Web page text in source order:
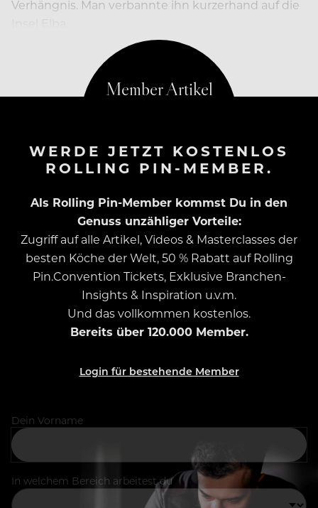
Verhängnis. Man verbannte ihn kurzerhand auf die
Das mit der Verbannung kommt dir bekannt vor?
WERDE JETZT KOSTENLOS
ROLLING PIN-MEMBER.
Als Rolling Pin-Member kommst Du in den
Genuss unzähliger Vorteile:
Zugriff auf alle Artikel, Videos & Masterclasses der
besten Köche der Welt, 50 % Rabatt auf Rolling
Pin.Convention Tickets, Exklusive Branchen-
Insights & Inspiration u.v.m.
Und das vollkommen kostenlos.
Bereits über 120.000 Member.
Login für bestehende Member
Dein Vorname
In welchem Bereich arbeitest du